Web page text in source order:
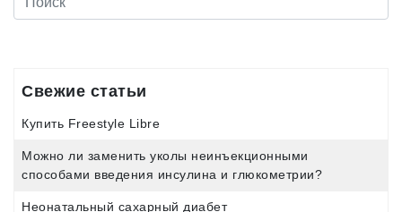
Свежие статьи
Купить Freestyle Libre
Можно ли заменить уколы неинъекционными
способами введения инсулина и глюкометрии?
Неонатальный сахарный диабет